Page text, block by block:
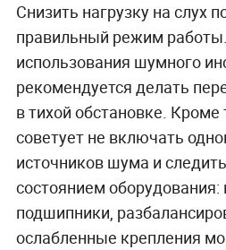
Снизить нагрузку на слух
правильный режим
использования шумного
рекомендуется делать
в тихой обстановке. Кроме
советует не включать
источников шума и
состоянием
подшипники,
ослабленные крепления